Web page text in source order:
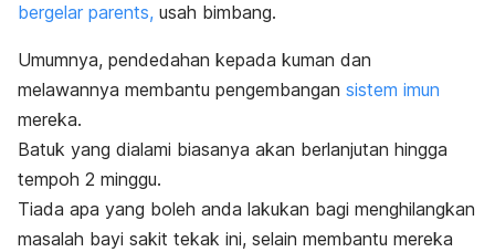
bergelar parents, usah bimbang.
Umumnya, pendedahan kepada kuman dan
melawannya membantu pengembangan sistem imun
mereka.
Batuk yang dialami biasanya akan berlanjutan hingga
tempoh 2 minggu.
Tiada apa yang boleh anda lakukan bagi menghilangkan
masalah bayi sakit tekak ini, selain membantu mereka